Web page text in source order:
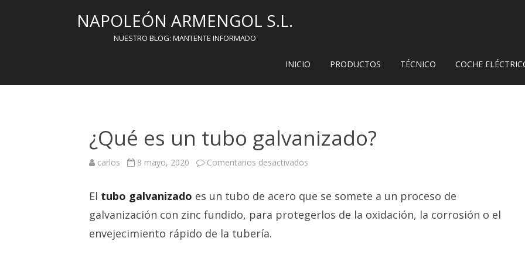
NAPOLEÓN ARMENGOL S.L.
NUESTRO BLOG: MANTENTE INFORMADO
INICIO PRODUCTOS TÉCNICO COCHE
¿Qué es un tubo galvanizado?
carlos 8 mayo, 2020 Comentarios desactivados
tubo
galvanizado?
El tubo galvanizado es un tubo de acero que se somete a un proceso de
galvanización con zinc fundido, para protegerlos de la oxidación, la corrosión o el
envejecimiento rápido de la tubería.